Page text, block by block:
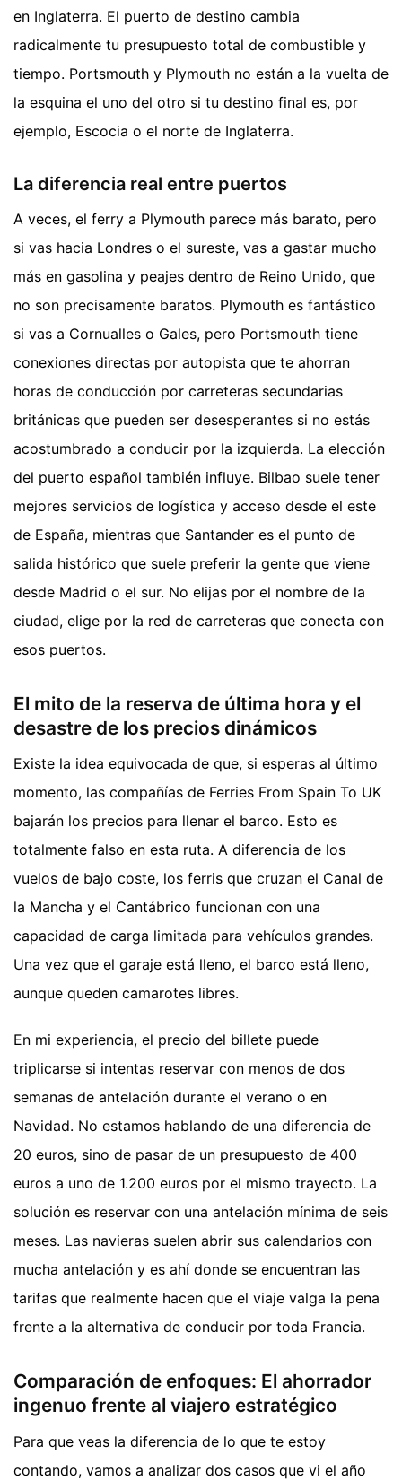
en Inglaterra. El puerto de destino cambia
radicalmente tu presupuesto total de combustible y
tiempo. Portsmouth y Plymouth no están a la vuelta de
la esquina el uno del otro si tu destino final es, por
ejemplo, Escocia o el norte de Inglaterra.
La diferencia real entre puertos
A veces, el ferry a Plymouth parece más barato, pero
si vas hacia Londres o el sureste, vas a gastar mucho
más en gasolina y peajes dentro de Reino Unido, que
no son precisamente baratos. Plymouth es fantástico
si vas a Cornualles o Gales, pero Portsmouth tiene
conexiones directas por autopista que te ahorran
horas de conducción por carreteras secundarias
británicas que pueden ser desesperantes si no estás
acostumbrado a conducir por la izquierda. La elección
del puerto español también influye. Bilbao suele tener
mejores servicios de logística y acceso desde el este
de España, mientras que Santander es el punto de
salida histórico que suele preferir la gente que viene
desde Madrid o el sur. No elijas por el nombre de la
ciudad, elige por la red de carreteras que conecta con
esos puertos.
El mito de la reserva de última hora y el
desastre de los precios dinámicos
Existe la idea equivocada de que, si esperas al último
momento, las compañías de Ferries From Spain To UK
bajarán los precios para llenar el barco. Esto es
totalmente falso en esta ruta. A diferencia de los
vuelos de bajo coste, los ferris que cruzan el Canal de
la Mancha y el Cantábrico funcionan con una
capacidad de carga limitada para vehículos grandes.
Una vez que el garaje está lleno, el barco está lleno,
aunque queden camarotes libres.
En mi experiencia, el precio del billete puede
triplicarse si intentas reservar con menos de dos
semanas de antelación durante el verano o en
Navidad. No estamos hablando de una diferencia de
20 euros, sino de pasar de un presupuesto de 400
euros a uno de 1.200 euros por el mismo trayecto. La
solución es reservar con una antelación mínima de seis
meses. Las navieras suelen abrir sus calendarios con
mucha antelación y es ahí donde se encuentran las
tarifas que realmente hacen que el viaje valga la pena
frente a la alternativa de conducir por toda Francia.
Comparación de enfoques: El ahorrador
ingenuo frente al viajero estratégico
Para que veas la diferencia de lo que te estoy
contando, vamos a analizar dos casos que vi el año